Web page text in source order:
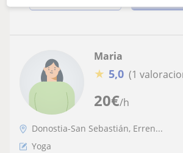
20€/h
Maria
★ 5,0 (1
Donostia-San Sebastián, Erren...
Yoga